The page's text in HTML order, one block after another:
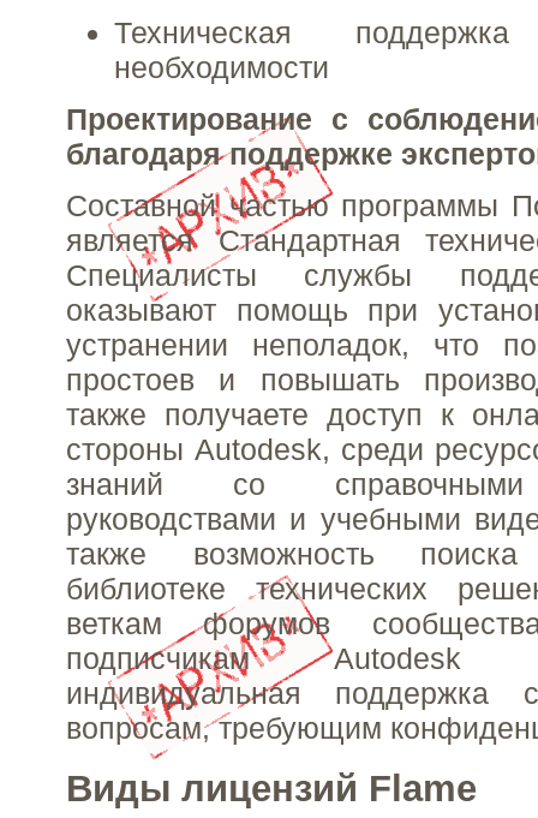
Техническая
необходимости
Проектирование с
благодаря поддержке
Составной частью программы
является Стандартная
Специалисты службы
оказывают помощь при
устранении неполадок, что
простоев и повышать
также получаете доступ к
стороны Autodesk, среди
знаний со справочными
руководствами и учебными
также возможность
библиотеке технических
веткам форумов
подписчикам Autodesk
индивидуальная поддержка
вопросам, требующим
Виды лицензий Flame